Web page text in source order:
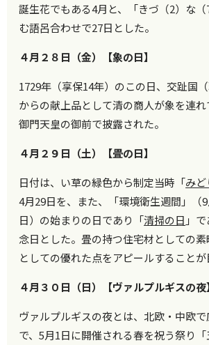
誕生花でもある4月と、「きづ（2）な
む語呂合わせで27日とした。
４月２８日（金）【象の日】
1729年（享保14年）のこの日、交趾国（
からの献上品として清の商人が象を連
御門天皇の御前で披露された。
４月２９日（土）【畳の日】
日付は、い草の緑色から制定当時「みど
4月29日を、また、「環境衛生週間」（
日）の始まりの日であり「清掃の日 」
念日とした。畳の持つ住宅材としての
としての優れた点をアピールすることが
４月３０日（日）【ヴァルプルギスの夜】
ヴァルプルギスの夜とは、北欧・中欧
で、5月1日に開催される春を祝う祭り